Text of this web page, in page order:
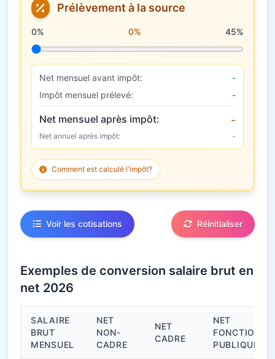
Prélèvement à la source
Taux de prélèvement à la source
0% 0% 45%
Net mensuel avant impôt:
-
Impôt mensuel prélevé:
-
Net mensuel après impôt: -
Net annuel après impôt: -
Comment est calculé l'impôt?
Voir les cotisations Réinitialiser
Exemples de conversion salaire brut en
net 2026
SALAIRE
BRUT
MENSUEL
NET
NON-
CADRE
NET
CADRE
NET
FONCTION
PUBLIQUE